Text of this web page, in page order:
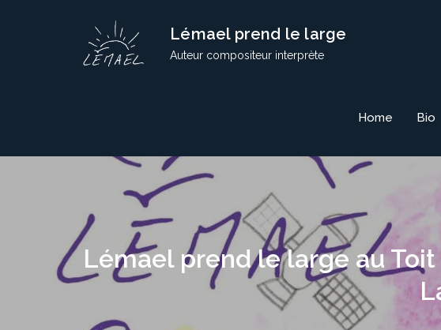
Lémael prend le large
Auteur compositeur interprète
Home Bio
Lémael prend le large au